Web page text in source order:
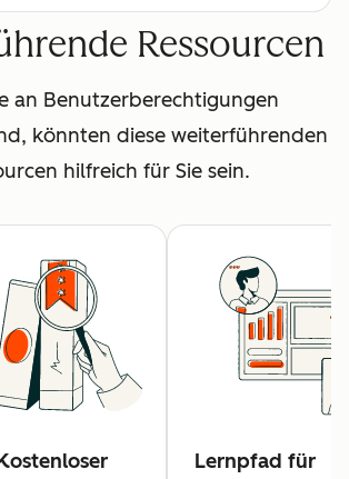
Ressourcen
an Benutzerberechtigungen
könnten diese weiterführenden
hilfreich für Sie sein.
Lernpfad für